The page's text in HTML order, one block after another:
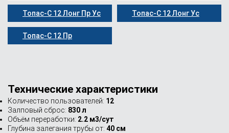
Топас-С 12 Лонг Пр Ус Топас-С 12 Лонг Ус
Топас-С 12 Пр
Технические характеристики
Количество пользователей: 12
Залповый сброс: 830 л
Объём переработки: 2.2 м3/сут
Глубина залегания трубы от: 40 см